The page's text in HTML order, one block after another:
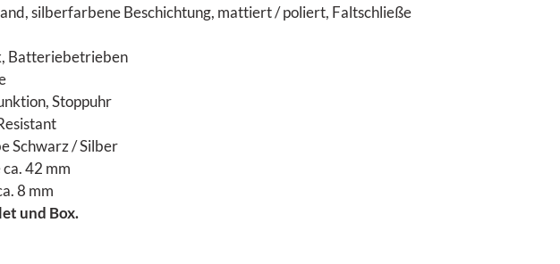
silberfarbene Beschichtung, mattiert / poliert, Faltschließe
Batteriebetrieben
Stoppuhr
Schwarz / Silber
42 mm
8 mm
und Box.